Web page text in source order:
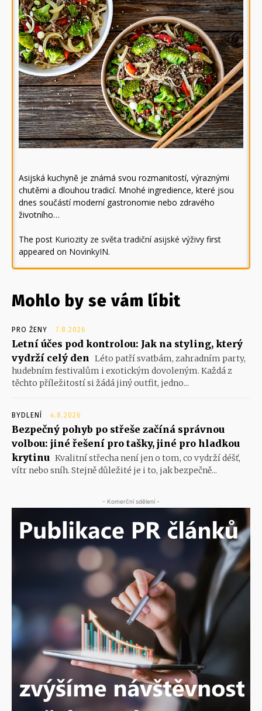
Asijská kuchyně je známá svou rozmanitostí, výraznými
chutěmi a dlouhou tradicí. Mnohé ingredience, které jsou
dnes součástí moderní gastronomie nebo zdravého
životního…
The post Kuriozity ze světa tradiční asijské výživy first
appeared on NovinkyIN.
Mohlo by se vám líbit
PRO ŽENY 7.8.2026
Letní účes pod kontrolou: Jak na styling, který
vydrží celý den Léto patří svatbám, zahradním party,
hudebním festivalům i exotickým dovoleným. Každá z
těchto příležitostí si žádá jiný outfit, jedno...
BYDLENÍ 4.8.2026
Bezpečný pohyb po střeše začíná správnou
volbou: jiné řešení pro tašky, jiné pro hladkou
krytinu Kvalitní střecha není jen o tom, co vydrží déšť,
vítr nebo sníh. Stejně důležité je i to, jak bezpečně...
- Komerční sdělení -